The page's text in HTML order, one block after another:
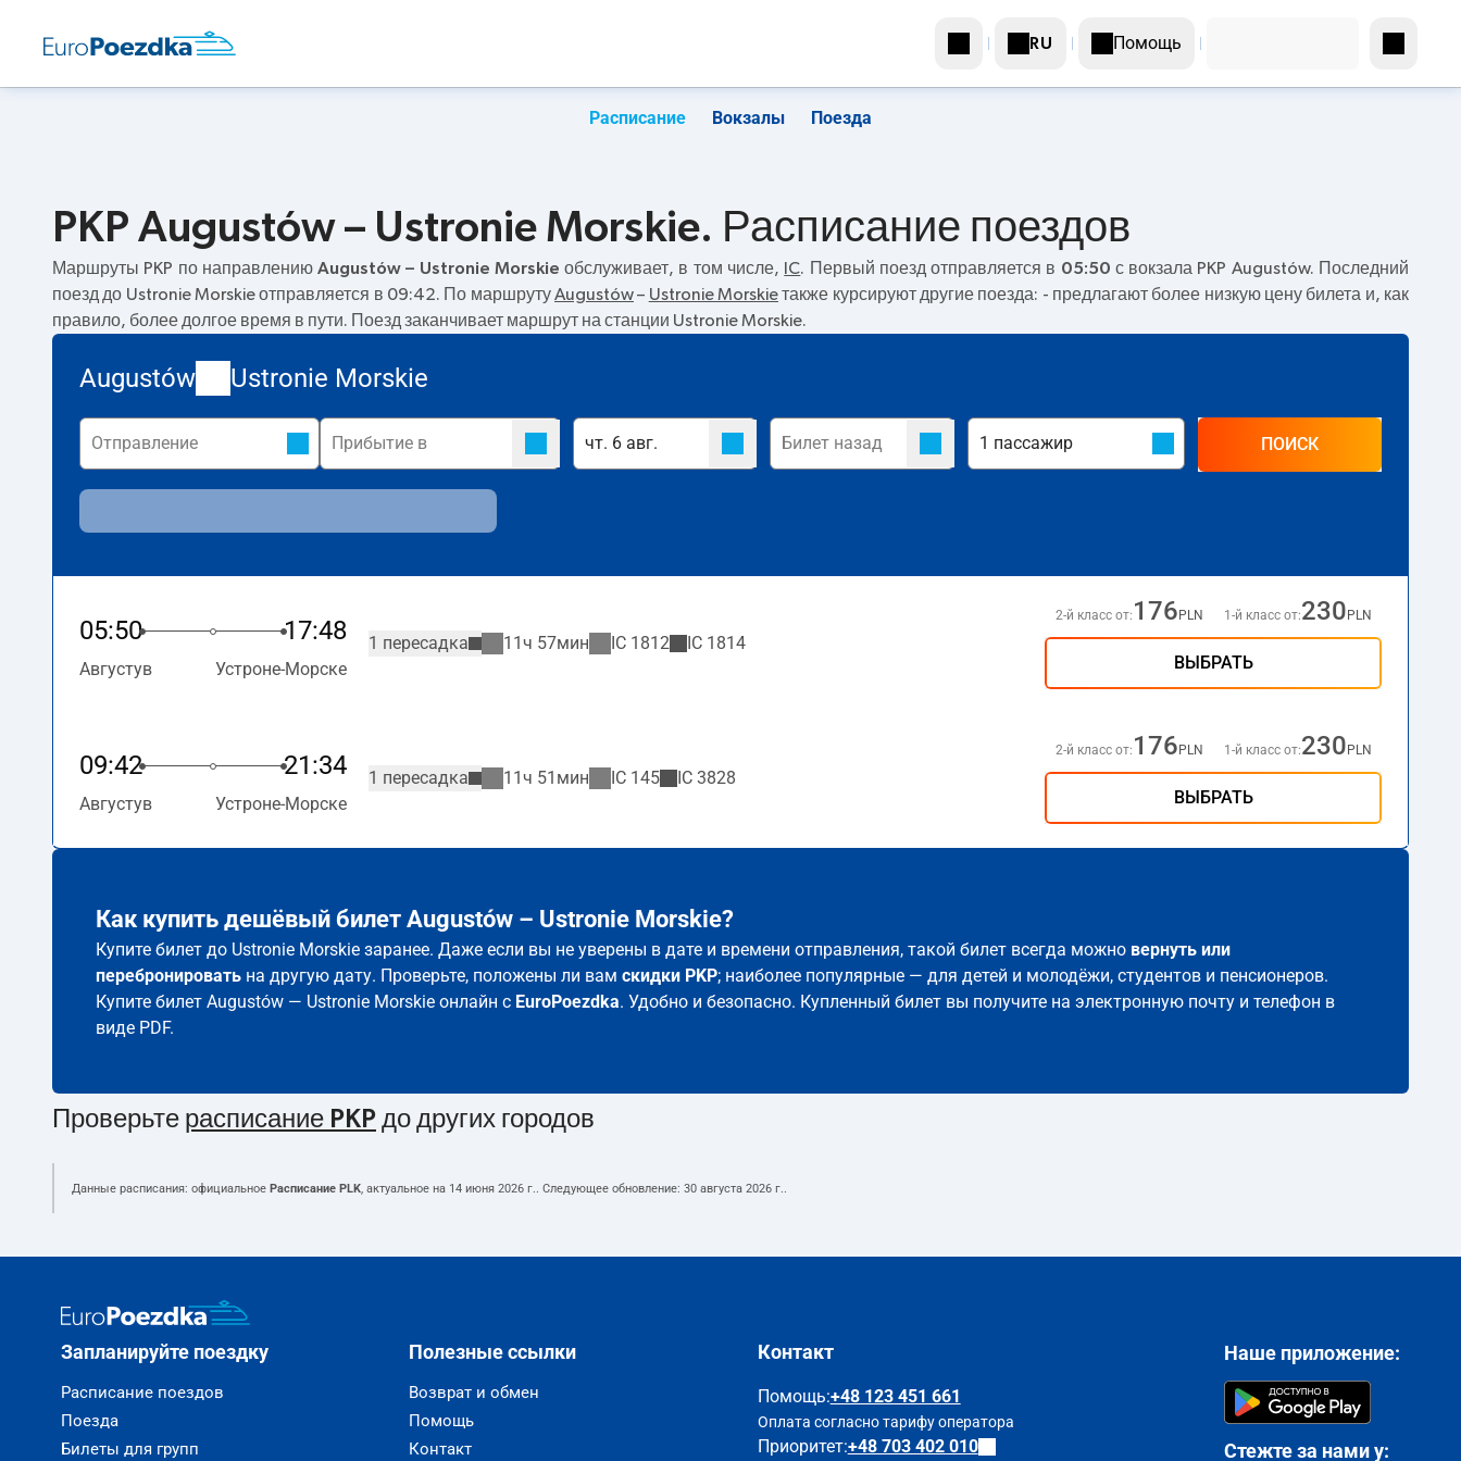
RU Помощь
Расписание Вокзалы Поезда
PKP Augustów – Ustronie Morskie. Расписание поездов
Маршруты PKP по направлениюAugustów – Ustronie Morskie обслуживает, в том числе, IC. Первый поезд отправляется в 05:50 с вокзала PKP Augustów. Последний
поезд до Ustronie Morskie отправляется в 09:42. По маршрутуAugustów– Ustronie Morskieтакже курсируют другие поезда: - предлагают более низкую цену билета и, как
правило, более долгое время в пути. Поезд заканчивает маршрут на станции Ustronie Morskie.
Augustów Ustronie Morskie
ПОИСК
05:50 17:48
Августув Устроне-Морске
1 пересадка 11ч 57мин IC 1812 IC 1814
2-й класс от: 176 PLN 1-й класс от:230 PLN
ВЫБРАТЬ
09:42 21:34
Августув Устроне-Морске
1 пересадка 11ч 51мин IC 145 IC 3828
2-й класс от: 176 PLN 1-й класс от:230 PLN
ВЫБРАТЬ
Как купить дешёвый билет Augustów – Ustronie Morskie?
Купите билет до Ustronie Morskie заранее. Даже если вы не уверены в дате и времени отправления, такой билет всегда можно вернуть или
перебронировать на другую дату. Проверьте, положены ли вам скидки PKP; наиболее популярные — для детей и молодёжи, студентов и пенсионеров.
Купите билет Augustów — Ustronie Morskie онлайн с EuroPoezdka. Удобно и безопасно. Купленный билет вы получите на электронную почту и телефон в
виде PDF.
Проверьте расписание PKP до других городов
Данные расписания: официальное Расписание PLK, актуальное на 14 июня 2026 г.. Следующее обновление: 30 августа 2026 г..
Запланируйте поездку
Расписание поездов
Поезда
Билеты для групп
Полезные ссылки
Возврат и обмен
Помощь
Контакт
Контакт
Помощь:+48 123 451 661
Оплата согласно тарифу оператора
Приоритет:+48 703 402 010
Наше приложение:
Стежте за нами у: